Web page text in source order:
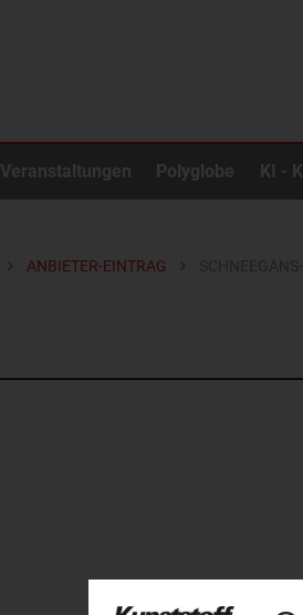
Veranstaltungen Polyglobe KI -
ANBIETER-EINTRAG